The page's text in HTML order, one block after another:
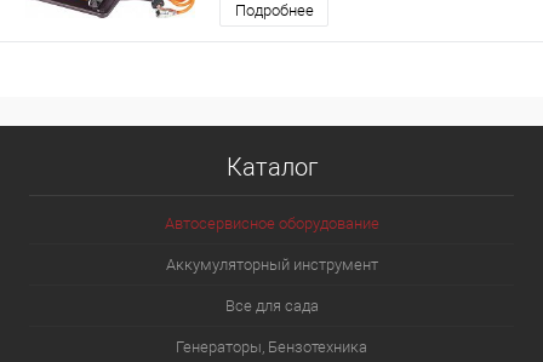
Подробнее
Каталог
Автосервисное оборудование
Аккумуляторный инструмент
Все для сада
Генераторы, Бензотехника